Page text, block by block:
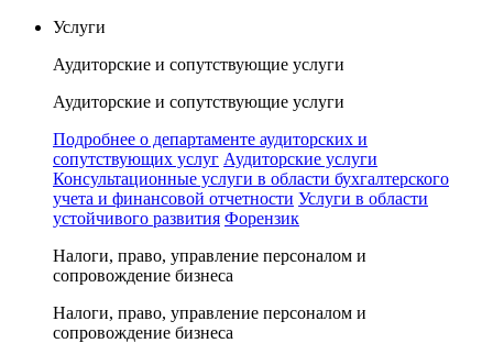
Услуги
Аудиторские и сопутствующие услуги
Аудиторские и сопутствующие услуги
Подробнее о департаменте аудиторских и
сопутствующих услуг Аудиторские услуги
Консультационные услуги в области бухгалтерского
учета и финансовой отчетности Услуги в области
устойчивого развития Форензик
Налоги, право, управление персоналом и
сопровождение бизнеса
Налоги, право, управление персоналом и
сопровождение бизнеса